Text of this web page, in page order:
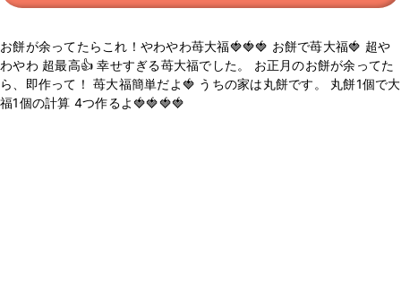
お餅が余ってたらこれ！やわやわ苺大福🍓🍓🍓 お餅で苺大福🍓 超や
わやわ 超最高👍 幸せすぎる苺大福でした。 お正月のお餅が余ってた
ら、即作って！ 苺大福簡単だよ🍓 うちの家は丸餅です。 丸餅1個で大
福1個の計算 4つ作るよ🍓🍓🍓🍓